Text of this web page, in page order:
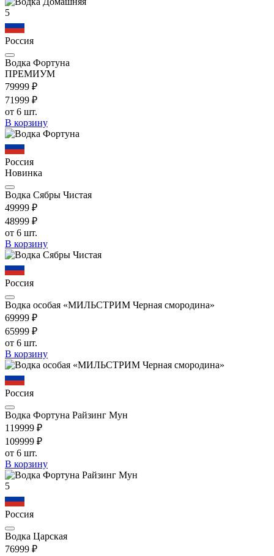
5
Россия
Водка Фортуна
ПРЕМИУМ
79999 ₽
71999 ₽
от 6 шт.
В корзину
Россия
Новинка
Водка Сябры Чистая
49999 ₽
48999 ₽
от 6 шт.
В корзину
Россия
Водка особая «МИЛЬСТРИМ Черная смородина»
69999 ₽
65999 ₽
от 6 шт.
В корзину
Россия
Водка Фортуна Райзинг Мун
119999 ₽
109999 ₽
от 6 шт.
В корзину
5
Россия
Водка Царская
76999 ₽